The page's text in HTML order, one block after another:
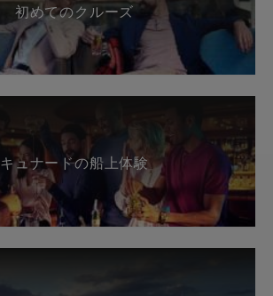
初めてのクルーズ
キュナードの船上体験